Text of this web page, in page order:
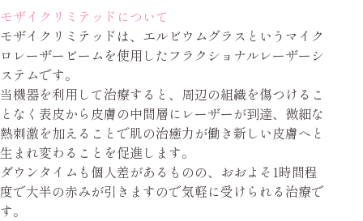
モザイクリミテッドについて
モザイクリミテッドは、エルビウムグラスというマイク
ロレーザービームを使用したフラクショナルレーザーシ
ステムです。
当機器を利用して治療すると、周辺の組織を傷つけるこ
となく表皮から皮膚の中間層にレーザーが到達、微細な
熱刺激を加えることで肌の治癒力が働き新しい皮膚へと
生まれ変わることを促進します。
ダウンタイムも個人差があるものの、おおよそ1時間程
度で大半の赤みが引きますので気軽に受けられる治療で
す。